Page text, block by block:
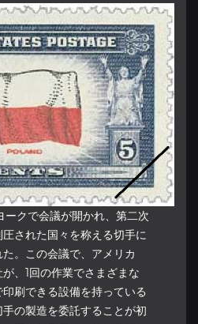
ークで会議が開かれ、第二次
された国々を称える切手に
。この会議で、アメリカ
、1回の作業でさまざまな
刷できる設備を持っている
の製造を委託することが初